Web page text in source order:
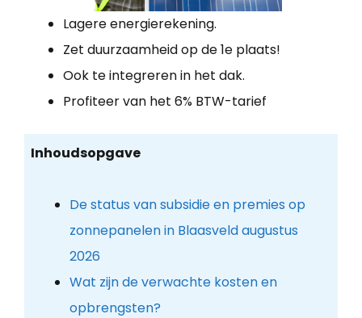
Lagere energierekening.
Zet duurzaamheid op de 1e plaats!
Ook te integreren in het dak.
Profiteer van het 6% BTW-tarief
Inhoudsopgave
De status van subsidie en premies op
zonnepanelen in Blaasveld augustus
2026
Wat zijn de verwachte kosten en
opbrengsten?